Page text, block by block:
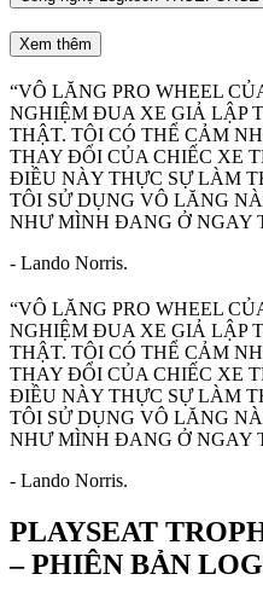
Xem thêm
“VÔ LĂNG PRO WHEEL
NGHIỆM ĐUA XE GIẢ LẬP
THẬT. TÔI CÓ THỂ CẢM
THAY ĐỔI CỦA CHIẾC XE
ĐIỀU NÀY THỰC SỰ LÀM
TÔI SỬ DỤNG VÔ LĂNG
NHƯ MÌNH ĐANG Ở NGAY
- Lando Norris.
“VÔ LĂNG PRO WHEEL
NGHIỆM ĐUA XE GIẢ LẬP
THẬT. TÔI CÓ THỂ CẢM
THAY ĐỔI CỦA CHIẾC XE
ĐIỀU NÀY THỰC SỰ LÀM
TÔI SỬ DỤNG VÔ LĂNG
NHƯ MÌNH ĐANG Ở NGAY
- Lando Norris.
PLAYSEAT
– PHIÊN BẢN